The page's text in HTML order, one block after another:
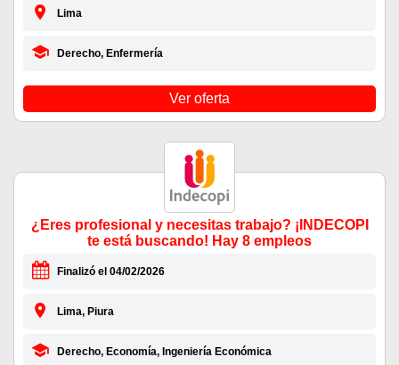
Lima
Derecho, Enfermería
Ver oferta
¿Eres profesional y necesitas trabajo? ¡INDECOPI
te está buscando! Hay 8 empleos
Finalizó el 04/02/2026
Lima, Piura
Derecho, Economía, Ingeniería Económica